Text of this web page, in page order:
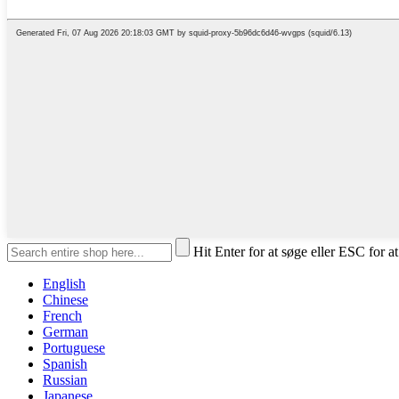
Hit Enter for at søge eller ESC for
English
Chinese
French
German
Portuguese
Spanish
Russian